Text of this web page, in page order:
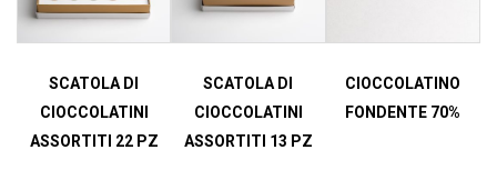
SCATOLA DI
CIOCCOLATINI
ASSORTITI 22 PZ
SCATOLA DI
CIOCCOLATINI
ASSORTITI 13 PZ
CIOCCOLATINO
FONDENTE 70%